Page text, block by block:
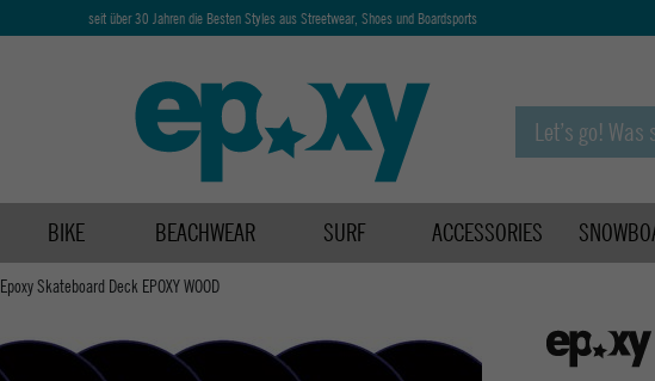
seit über 30 Jahren die Besten Styles aus Streetwear, Shoes und Boardsports
BIKE BEACHWEAR SURF ACCESSORIES
Epoxy Skateboard Deck EPOXY WOOD